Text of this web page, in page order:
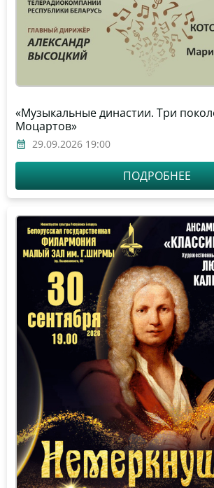
«Музыкальные династии. Три
Моцартов»
29.09.2026 19:00
ПОДРОБНЕЕ